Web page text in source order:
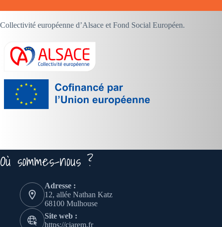
Collectivité européenne d’Alsace et Fond Social Européen.
Où sommes-nous ?
Adresse :
12, allée Nathan Katz
68100 Mulhouse
Site web :
https://ciarem.fr